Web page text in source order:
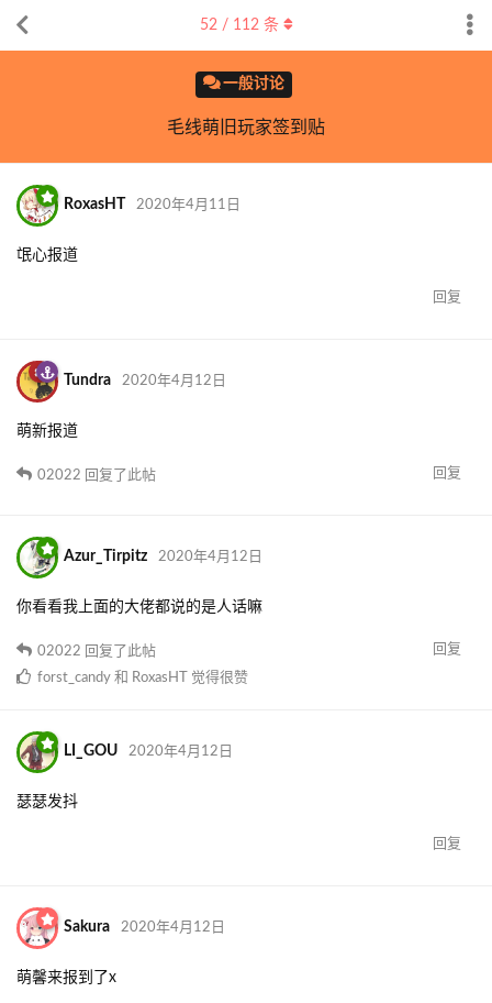
一般讨论
毛线萌旧玩家签到贴
52/ 112条
RoxasHT 2020年4月11日
氓心报道
回复
Tundra 2020年4月12日
萌新报道
回复
02022 回复了此帖
Azur_Tirpitz 2020年4月12日
你看看我上面的大佬都说的是人话嘛
回复
02022 回复了此帖
forst_candy 和 RoxasHT 觉得很赞
LI_GOU 2020年4月12日
瑟瑟发抖
回复
Sakura 2020年4月12日
萌馨来报到了x